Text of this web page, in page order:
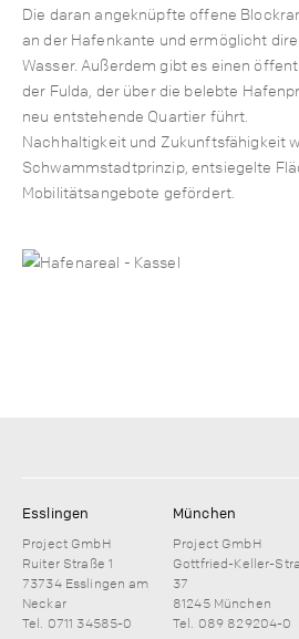
Die daran angeknüpfte offene
an der Hafenkante und ermöglicht
Wasser. Außerdem gibt es einen
der Fulda, der über die belebte
neu entstehende Quartier führt.
Nachhaltigkeit und Zukunftsfähigkeit
Schwammstadtprinzip, entsiegelte
Mobilitätsangebote gefördert.
Esslingen
Project GmbH
Ruiter Straße 1
73734 Esslingen am
Neckar
Tel. 0711 34585-0
München
Project GmbH
Gottfried-Keller-
37
81245 München
Tel. 089 829204-0